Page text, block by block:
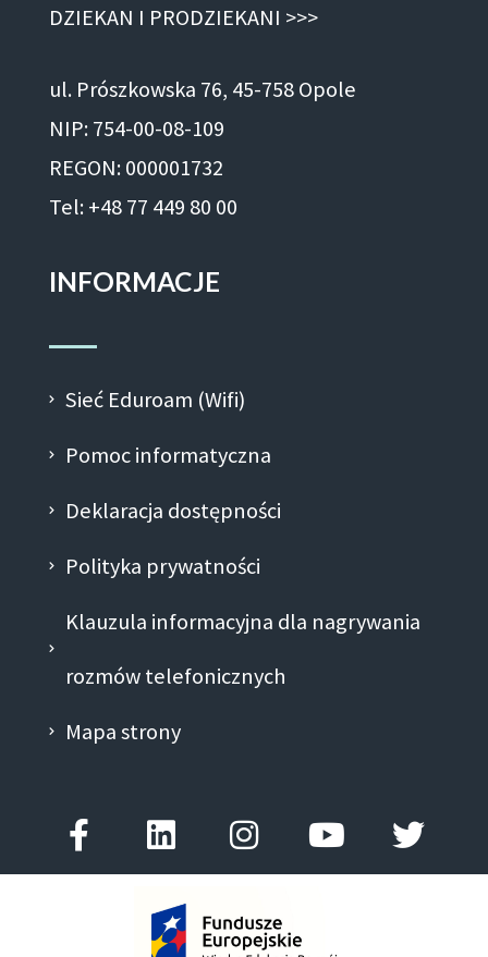
DZIEKAN I PRODZIEKANI >>>
ul. Prószkowska 76, 45-758 Opole
NIP: 754-00-08-109
REGON: 000001732
Tel: +48 77 449 80 00
INFORMACJE
Sieć Eduroam (Wifi)
Pomoc informatyczna
Deklaracja dostępności
Polityka prywatności
Klauzula informacyjna dla nagrywania
rozmów telefonicznych
Mapa strony
f